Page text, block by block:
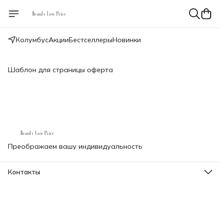
КолумбусАкцииБестселлерыНовинки
Шаблон для страницы оферта
Преображаем вашу индивидуальность
Контакты